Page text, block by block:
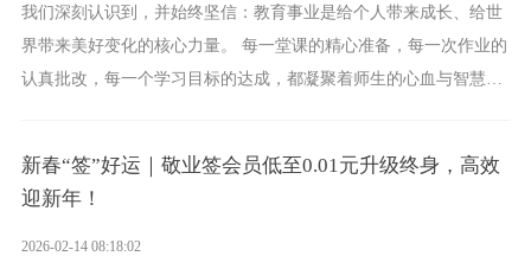
我们深刻认识到，并始终坚信：教育事业是给个人带来成长、给世
界带来美好变化的核心力量。 每一堂课的精心准备，每一次作业的
认真批改，每一个学习目标的达成，都凝聚着师生的心血与智慧。
战，顺利达成目标。
新春“签”好运｜敬业签会员低至0.01元升级终身，高效
迎新年！
2026-02-14 08:18:02